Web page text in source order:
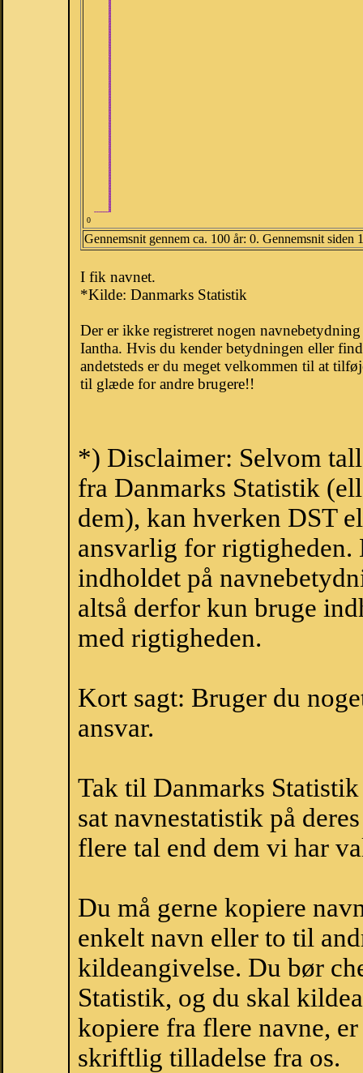
0
Gennemsnit gennem ca. 100 år: 0. Gennemsnit siden
I fik navnet.
*Kilde: Danmarks Statistik
Der er ikke registreret nogen
Iantha. Hvis du kender betydningen eller
andetsteds er du meget velkommen til at
til glæde for andre brugere!!
*) Disclaimer: Selvom
fra Danmarks Statistik
dem), kan hverken DST
ansvarlig for
indholdet på
altså derfor kun bruge
med rigtigheden.
Kort sagt: Bruger du
ansvar.
Tak til Danmarks
sat navnestatistik på
flere tal end dem vi har
Du må gerne kopiere
enkelt navn eller to til
kildeangivelse. Du bør
Statistik, og du skal
kopiere fra flere navne,
skriftlig tilladelse fra os.